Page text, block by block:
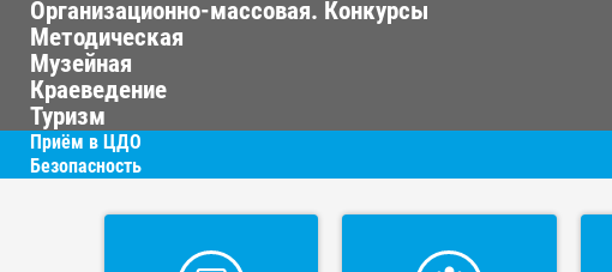
Организационно-массовая. Конкурсы
Методическая
Музейная
Краеведение
Туризм
Приём в ЦДО
Безопасность